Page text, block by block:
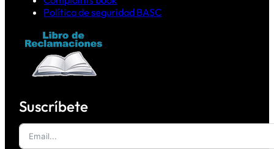
Política de seguridad BASC
Suscríbete